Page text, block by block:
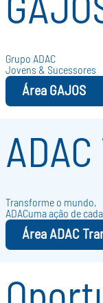
Grupo ADAC
Jovens & Sucessores
Área GAJOS
Transforme o mundo,
ADACuma ação de
Área ADAC